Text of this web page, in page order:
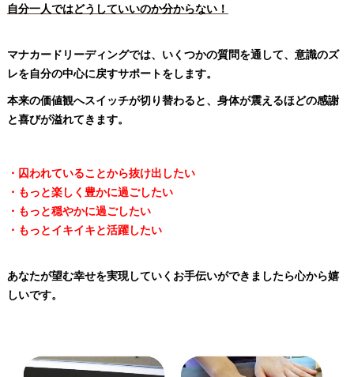
自分一人ではどうしていいのか分からない！
マナカードリーディングでは、いくつかの質問を通して、意識のズ
レを自分の中心に戻すサポートをします。
本来の価値観へスイッチが切り替わると、身体が震えるほどの感謝
と喜びが溢れてきます。
・囚われていることから抜け出したい
・もっと楽しく豊かに過ごしたい
・もっと穏やかに過ごしたい
・もっとイキイキと活躍したい
あなたが望む幸せを実現していくお手伝いができましたら心から嬉
しいです。